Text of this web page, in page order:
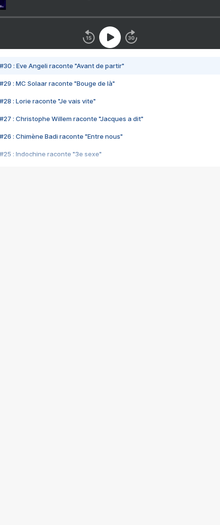
#30 : Eve Angeli raconte "Avant de partir"
#29 : MC Solaar raconte "Bouge de là"
#28 : Lorie raconte "Je vais vite"
#27 : Christophe Willem raconte "Jacques a dit"
#26 : Chimène Badi raconte "Entre nous"
#25 : Indochine raconte "3e sexe"